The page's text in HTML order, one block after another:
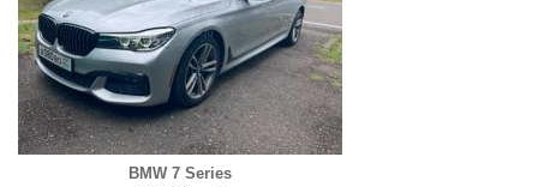
BMW 7 Series